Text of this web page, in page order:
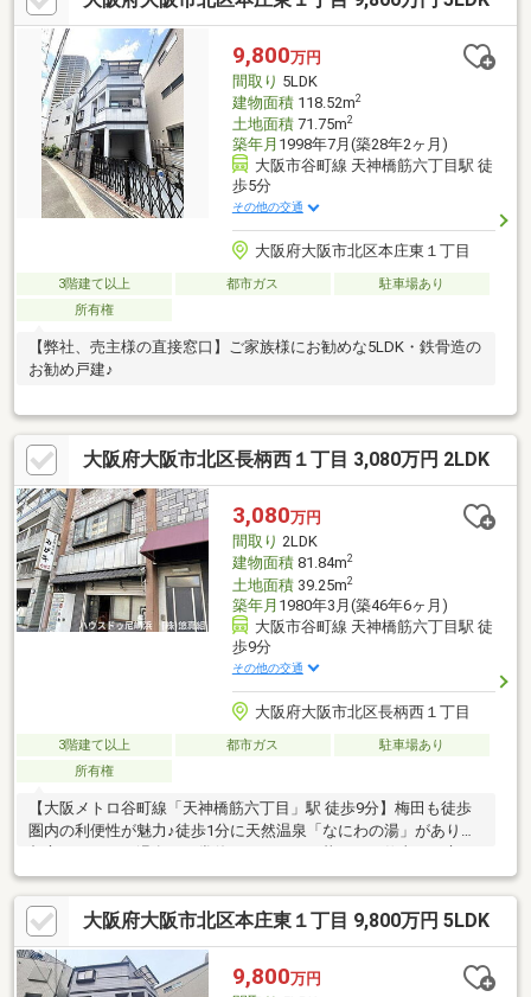
だけしてみたい」「しっかり交渉してほしい」「無駄を省きた
い」等お気軽にご連絡下さいませ。
9,800万円
間取り 5LDK
建物面積118.52m2
土地面積71.75m2
築年月 1998年7月(築28年2ヶ月)
大阪市谷町線 天神橋筋六丁目駅 徒
歩5分
その他の交通
大阪府大阪市北区本庄東１丁目
3階建て以上 都市ガス
駐車場あり
所有権
【弊社、売主様の直接窓口】ご家族様にお勧めな5LDK・鉄骨造の
お勧め戸建♪
大阪府大阪市北区長柄西１丁目 3,080万円 2LDK
3,080万円
間取り 2LDK
建物面積81.84m2
土地面積39.25m2
築年月 1980年3月(築46年6ヶ月)
大阪市谷町線 天神橋筋六丁目駅 徒
歩9分
その他の交通
大阪府大阪市北区長柄西１丁目
3階建て以上 都市ガス
駐車場あり
所有権
【大阪メトロ谷町線「天神橋筋六丁目」駅 徒歩9分】梅田も徒歩
圏内の利便性が魅力♪徒歩1分に天然温泉「なにわの湯」があり、
たい方におすすめです。
大阪府大阪市北区本庄東１丁目 9,800万円 5LDK
9,800万円